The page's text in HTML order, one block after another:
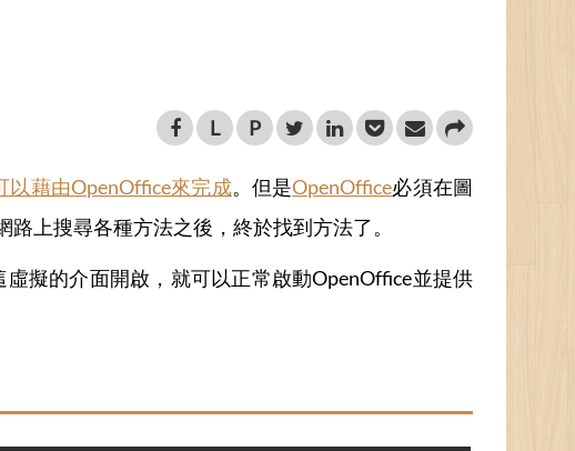
L P
以藉由OpenOffice來完成。但是OpenOffice必須在圖
上搜尋各種方法之後，終於找到方法了。
擬的介面開啟，就可以正常啟動OpenOffice並提供